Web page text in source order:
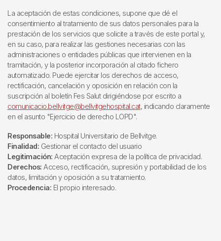
La aceptación de estas condiciones, supone que dé el
consentimiento al tratamiento de sus datos personales para la
prestación de los servicios que solicite a través de este portal y,
en su caso, para realizar las gestiones necesarias con las
administraciones o entidades públicas que intervienen en la
tramitación, y la posterior incorporación al citado fichero
automatizado. Puede ejercitar los derechos de acceso,
rectificación, cancelación y oposición en relación con la
suscripción al boletín Fes Salut dirigiéndose por escrito a
comunicacio.bellvitge@bellvitgehospital.cat, indicando claramente
en el asunto "Ejercicio de derecho LOPD".
Responsable: Hospital Universitario de Bellvitge.
Finalidad: Gestionar el contacto del usuario
Legitimación: Aceptación expresa de la política de privacidad.
Derechos: Acceso, rectificación, supresión y portabilidad de los
datos, limitación y oposición a su tratamiento.
Procedencia: El propio interesado.